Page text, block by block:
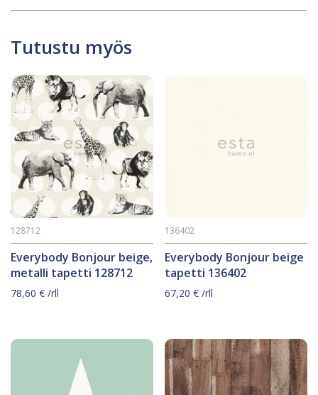
Tutustu myös
Everybody Bonjour beige,
metalli tapetti 128712
128712
78,60 € /rll
Everybody Bonjour beige
tapetti 136402
136402
67,20€ /rll